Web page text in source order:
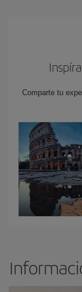
Comparte tu